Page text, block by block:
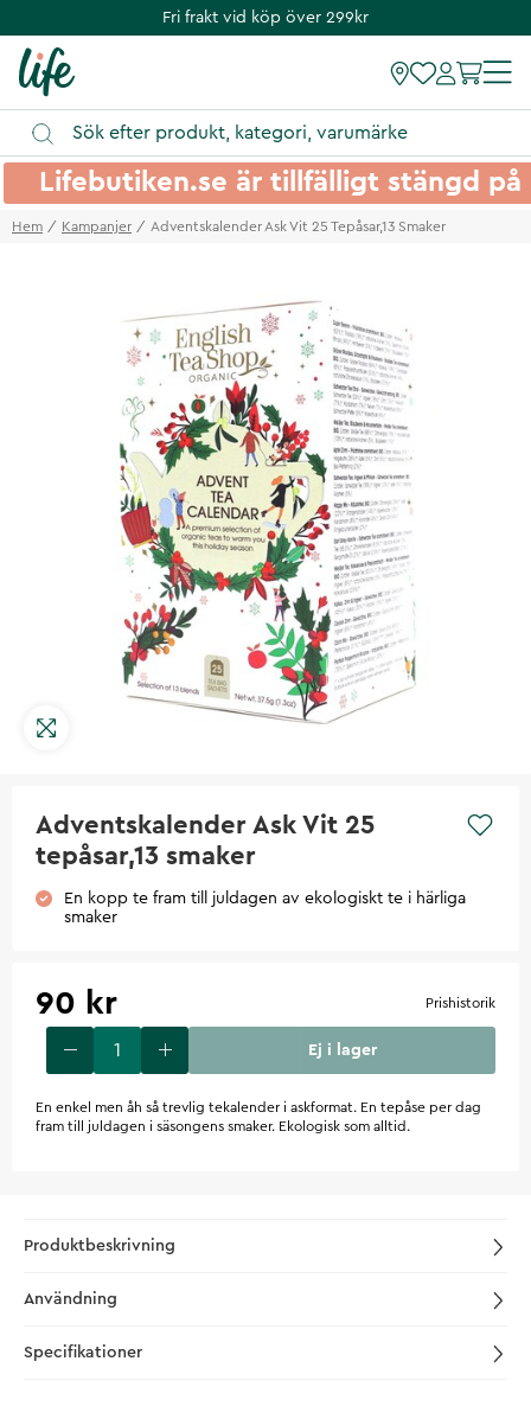
Fri frakt vid köp över 299kr
Lifebutiken.se är tillfälligt stängd
Hem Kampanjer Adventskalender Ask Vit 25 Tepåsar,13 Smaker
Adventskalender Ask Vit 25
tepåsar,13 smaker
En kopp te fram till juldagen av ekologiskt te i härliga
smaker
90 kr Prishistorik
Ej i lager
En enkel men åh så trevlig tekalender i askformat. En tepåse per dag
fram till juldagen i säsongens smaker. Ekologisk som alltid.
Produktbeskrivning
Användning
Specifikationer